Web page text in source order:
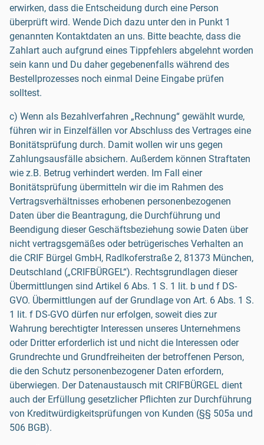
erwirken, dass die Entscheidung durch eine Person
überprüft wird. Wende Dich dazu unter den in Punkt 1
genannten Kontaktdaten an uns. Bitte beachte, dass die
Zahlart auch aufgrund eines Tippfehlers abgelehnt worden
sein kann und Du daher gegebenenfalls während des
Bestellprozesses noch einmal Deine Eingabe prüfen
solltest.
c) Wenn als Bezahlverfahren „Rechnung“ gewählt wurde,
führen wir in Einzelfällen vor Abschluss des Vertrages eine
Bonitätsprüfung durch. Damit wollen wir uns gegen
Zahlungsausfälle absichern. Außerdem können Straftaten
wie z.B. Betrug verhindert werden. Im Fall einer
Bonitätsprüfung übermitteln wir die im Rahmen des
Vertragsverhältnisses erhobenen personenbezogenen
Daten über die Beantragung, die Durchführung und
Beendigung dieser Geschäftsbeziehung sowie Daten über
nicht vertragsgemäßes oder betrügerisches Verhalten an
die CRIF Bürgel GmbH, Radlkoferstraße 2, 81373 München,
Deutschland („CRIFBÜRGEL“). Rechtsgrundlagen dieser
Übermittlungen sind Artikel 6 Abs. 1 S. 1 lit. b und f DS-
GVO. Übermittlungen auf der Grundlage von Art. 6 Abs. 1 S.
1 lit. f DS-GVO dürfen nur erfolgen, soweit dies zur
Wahrung berechtigter Interessen unseres Unternehmens
oder Dritter erforderlich ist und nicht die Interessen oder
Grundrechte und Grundfreiheiten der betroffenen Person,
die den Schutz personenbezogener Daten erfordern,
überwiegen. Der Datenaustausch mit CRIFBÜRGEL dient
auch der Erfüllung gesetzlicher Pflichten zur Durchführung
von Kreditwürdigkeitsprüfungen von Kunden (§§ 505a und
506 BGB).